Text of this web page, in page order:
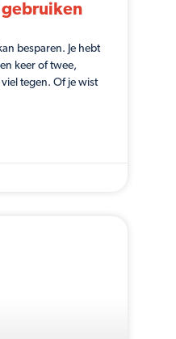
besparen. Je hebt
keer of twee,
tegen. Of je wist